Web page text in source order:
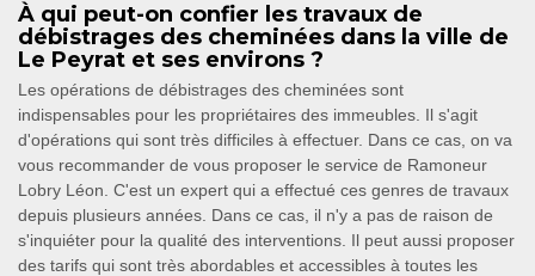
À qui peut-on confier les travaux de
débistrages des cheminées dans la ville de
Le Peyrat et ses environs ?
Les opérations de débistrages des cheminées sont
indispensables pour les propriétaires des immeubles. Il s'agit
d'opérations qui sont très difficiles à effectuer. Dans ce cas, on va
vous recommander de vous proposer le service de Ramoneur
Lobry Léon. C'est un expert qui a effectué ces genres de travaux
depuis plusieurs années. Dans ce cas, il n'y a pas de raison de
s'inquiéter pour la qualité des interventions. Il peut aussi proposer
des tarifs qui sont très abordables et accessibles à toutes les